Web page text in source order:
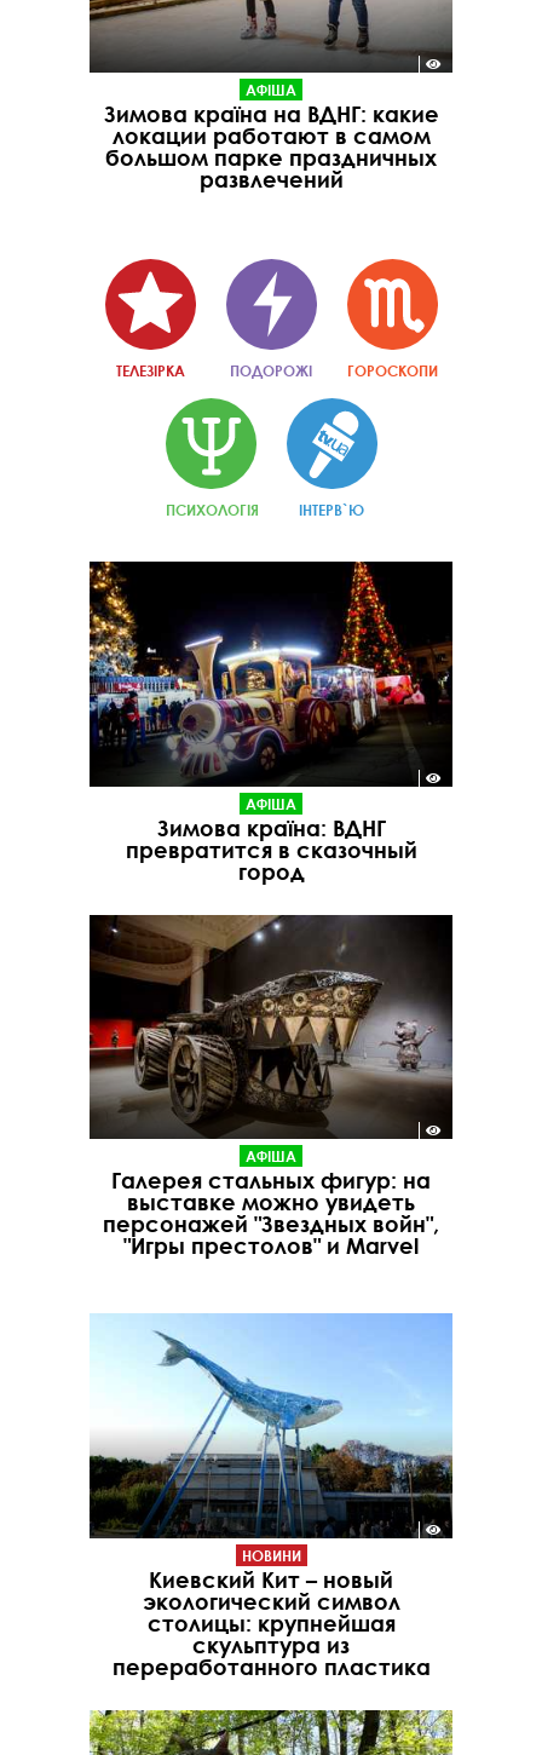
АФІША
Зимова країна на ВДНГ: какие
локации работают в самом
большом парке праздничных
развлечений
ТЕЛЕЗІРКА ПОДОРОЖІ ГОРОСКОПИ
ПСИХОЛОГІЯ ІНТЕРВ`Ю
АФІША
Зимова країна: ВДНГ
превратится в сказочный
город
АФІША
Галерея стальных фигур: на
выставке можно увидеть
персонажей "Звездных войн",
"Игры престолов" и Marvel
НОВИНИ
Киевский Кит – новый
экологический символ
столицы: крупнейшая
скульптура из
переработанного пластика